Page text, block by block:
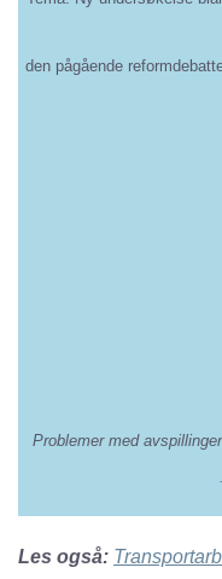
den pågående
Problemer med
Les også: